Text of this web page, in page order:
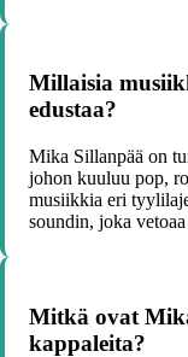
Millaisia
edustaa?
Mika Sillanpää on
johon kuuluu pop,
musiikkia eri
soundin, joka
Mitkä ovat
kappaleita?